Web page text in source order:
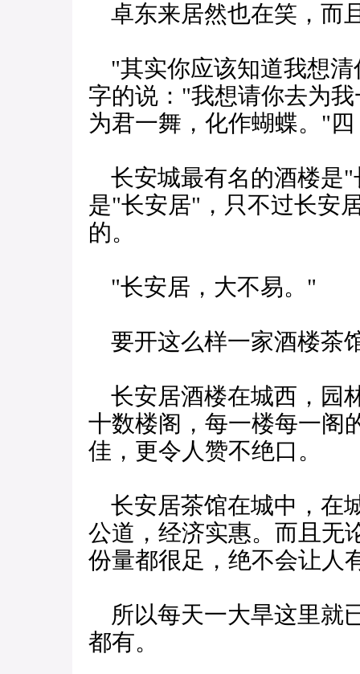
卓东来居然也在笑，而
"其实你应该知道我想清
字的说："我想请你去为
为君一舞，化作蝴蝶。"四
长安城最有名的酒楼是"
是"长安居"，只不过长安
的。
"长安居，大不易。"
要开这么样一家酒楼茶
长安居酒楼在城西，园
十数楼阁，每一楼每一阁
佳，更令人赞不绝口。
长安居茶馆在城中，在
公道，经济实惠。而且无
份量都很足，绝不会让人
所以每天一大旱这里就
都有。